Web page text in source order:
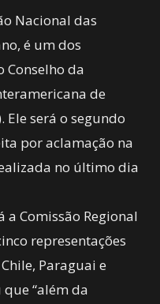
Nacional das
é um dos
Conselho da
de
Ele será o segundo
por aclamação na
no último dia
a Comissão Regional
representações
Paraguai e
“além da